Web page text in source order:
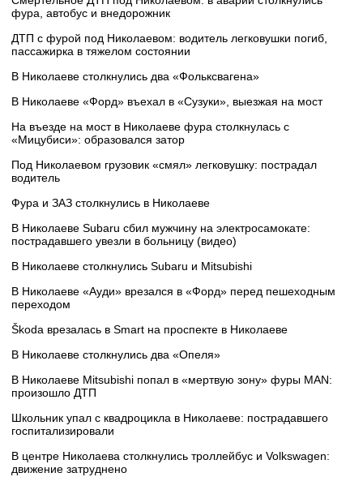
фура, автобус и внедорожник
ДТП с фурой под Николаевом: водитель легковушки погиб,
пассажирка в тяжелом состоянии
В Николаеве столкнулись два «Фольксвагена»
В Николаеве «Форд» въехал в «Сузуки», выезжая на мост
На въезде на мост в Николаеве фура столкнулась с
«Мицубиси»: образовался затор
Под Николаевом грузовик «смял» легковушку: пострадал
водитель
Фура и ЗАЗ столкнулись в Николаеве
В Николаеве Subaru сбил мужчину на электросамокате:
пострадавшего увезли в больницу (видео)
В Николаеве столкнулись Subaru и Mitsubishi
В Николаеве «Ауди» врезался в «Форд» перед пешеходным
переходом
Škoda врезалась в Smart на проспекте в Николаеве
В Николаеве столкнулись два «Опеля»
В Николаеве Mitsubishi попал в «мертвую зону» фуры MAN:
произошло ДТП
Школьник упал с квадроцикла в Николаеве: пострадавшего
госпитализировали
В центре Николаева столкнулись троллейбус и Volkswagen:
движение затруднено